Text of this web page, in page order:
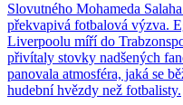
Slovutného Mohameda
překvapivá fotbalová výzva.
Liverpoolu míří do
přivítaly stovky nadšených
panovala atmosféra, jaká se
hudební hvězdy než fotbalisty.